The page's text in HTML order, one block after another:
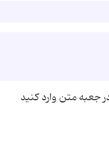
جعبه متن وارد کنید